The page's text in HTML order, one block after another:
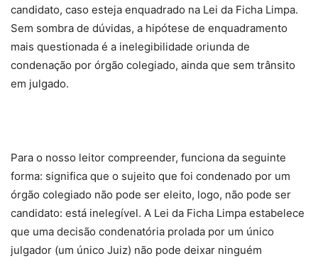
candidato, caso esteja enquadrado na Lei da Ficha Limpa.
Sem sombra de dúvidas, a hipótese de enquadramento
mais questionada é a inelegibilidade oriunda de
condenação por órgão colegiado, ainda que sem trânsito
em julgado.
Para o nosso leitor compreender, funciona da seguinte
forma: significa que o sujeito que foi condenado por um
órgão colegiado não pode ser eleito, logo, não pode ser
candidato: está inelegível. A Lei da Ficha Limpa estabelece
que uma decisão condenatória prolada por um único
julgador (um único Juiz) não pode deixar ninguém